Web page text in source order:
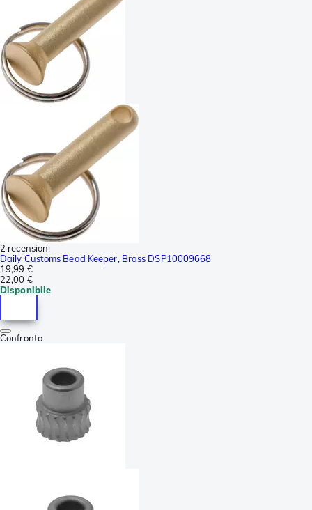
2 recensioni
Daily Customs Bead Keeper, Brass DSP10009668
19,99 €
22,00 €
Disponibile
Confronta